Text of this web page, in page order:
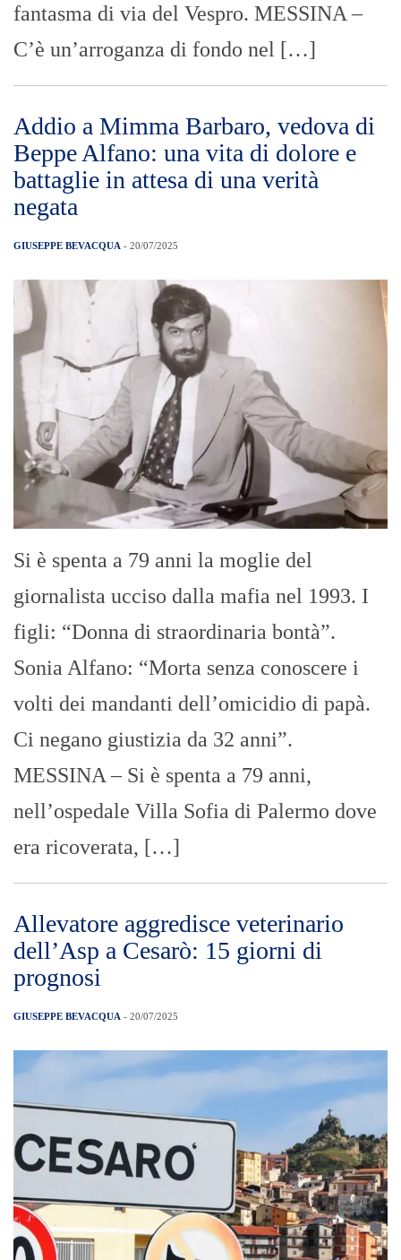
fantasma di via del Vespro. MESSINA –
C’è un’arroganza di fondo nel […]
Addio a Mimma Barbaro, vedova di
Beppe Alfano: una vita di dolore e
battaglie in attesa di una verità
negata
GIUSEPPE BEVACQUA - 20/07/2025
Si è spenta a 79 anni la moglie del
giornalista ucciso dalla mafia nel 1993. I
figli: “Donna di straordinaria bontà”.
Sonia Alfano: “Morta senza conoscere i
volti dei mandanti dell’omicidio di papà.
Ci negano giustizia da 32 anni”.
MESSINA – Si è spenta a 79 anni,
nell’ospedale Villa Sofia di Palermo dove
era ricoverata, […]
Allevatore aggredisce veterinario
dell’Asp a Cesarò: 15 giorni di
prognosi
GIUSEPPE BEVACQUA - 20/07/2025